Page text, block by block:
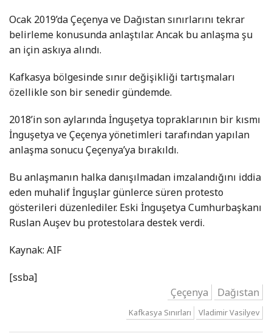
Ocak 2019’da Çeçenya ve Dağıstan sınırlarını tekrar
belirleme konusunda anlaştılar. Ancak bu anlaşma şu
an için askıya alındı.
Kafkasya bölgesinde sınır değişikliği tartışmaları
özellikle son bir senedir gündemde.
2018’in son aylarında İnguşetya topraklarının bir kısmı
İnguşetya ve Çeçenya yönetimleri tarafından yapılan
anlaşma sonucu Çeçenya’ya bırakıldı.
Bu anlaşmanın halka danışılmadan imzalandığını iddia
eden muhalif İnguşlar günlerce süren protesto
gösterileri düzenlediler. Eski İnguşetya Cumhurbaşkanı
Ruslan Auşev bu protestolara destek verdi.
Kaynak: AIF
[ssba]
Çeçenya
Dağıstan
Kafkasya Sınırları Vladimir Vasilyev